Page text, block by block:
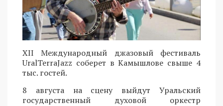
XII Международный джазовый фестиваль
UralTerraJazz соберет в Камышлове свыше 4
тыс. гостей.
8 августа на сцену выйдут Уральский
государственный духовой оркестр